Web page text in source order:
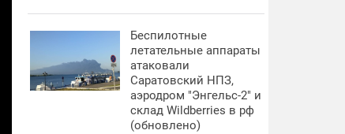
Беспилотные
летательные аппараты
атаковали
Саратовский НПЗ,
аэродром "Энгельс-2" и
склад Wildberries в рф
(обновлено)